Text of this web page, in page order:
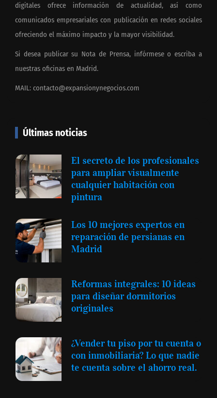
digitales ofrece información de actualidad, así como
comunicados empresariales con publicación en redes sociales
ofreciendo el máximo impacto y la mayor visibilidad.
Si desea publicar su Nota de Prensa, infórmese o escriba a
nuestras oficinas en Madrid.
MAIL: contacto@expansionynegocios.com
Últimas noticias
El secreto de los profesionales
para ampliar visualmente
cualquier habitación con
pintura
Los 10 mejores expertos en
reparación de persianas en
Madrid
Reformas integrales: 10 ideas
para diseñar dormitorios
originales
¿Vender tu piso por tu cuenta o
con inmobiliaria? Lo que nadie
te cuenta sobre el ahorro real.